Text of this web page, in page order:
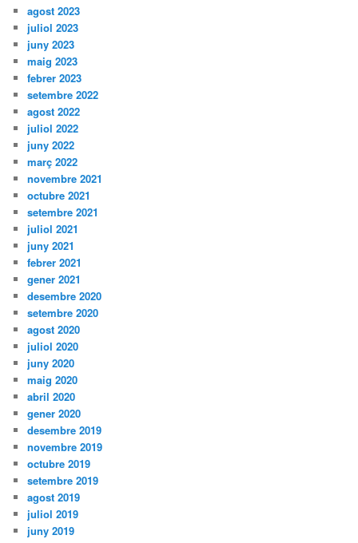
agost 2023
juliol 2023
juny 2023
maig 2023
febrer 2023
setembre 2022
agost 2022
juliol 2022
juny 2022
març 2022
novembre 2021
octubre 2021
setembre 2021
juliol 2021
juny 2021
febrer 2021
gener 2021
desembre 2020
setembre 2020
agost 2020
juliol 2020
juny 2020
maig 2020
abril 2020
gener 2020
desembre 2019
novembre 2019
octubre 2019
setembre 2019
agost 2019
juliol 2019
juny 2019